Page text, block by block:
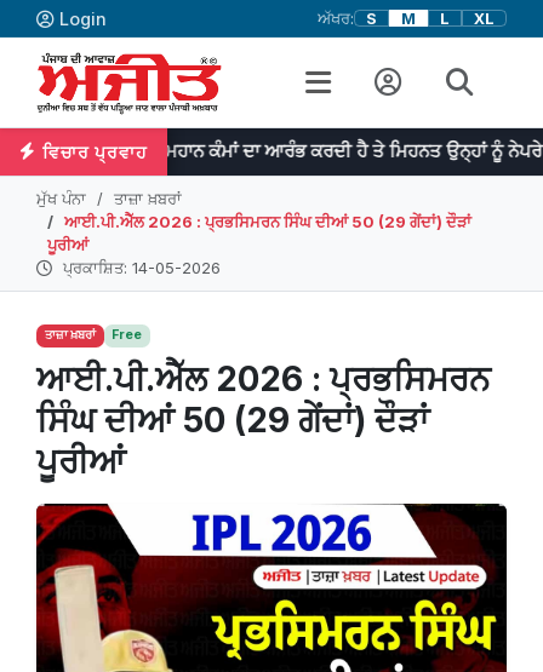
Login ਅੱਖਰ: S M L XL
ਵਿਚਾਰ ਪ੍ਰਵਾਹ
ਪ੍ਰਤਿਭਾ ਮਹਾਨ ਕੰਮਾਂ ਦਾ ਆਰੰਭ ਕਰਦੀ ਹੈ ਤੇ ਮਿਹਨਤ ਉਨ੍ਹਾਂ ਨੂੰ ਨੇਪਰੇ ਚੜ੍ਹਾਉਂਦੀ
ਮੁੱਖ ਪੰਨਾ
ਤਾਜ਼ਾ ਖ਼ਬਰਾਂ
ਆਈ.ਪੀ.ਐੱਲ 2026 : ਪ੍ਰਭਸਿਮਰਨ ਸਿੰਘ ਦੀਆਂ 50 (29 ਗੇਂਦਾਂ) ਦੌੜਾਂ
ਪੂਰੀਆਂ
ਪ੍ਰਕਾਸ਼ਿਤ: 14-05-2026
ਤਾਜ਼ਾ ਖ਼ਬਰਾਂ Free
ਆਈ.ਪੀ.ਐੱਲ 2026 : ਪ੍ਰਭਸਿਮਰਨ
ਸਿੰਘ ਦੀਆਂ 50 (29 ਗੇਂਦਾਂ) ਦੌੜਾਂ
ਪੂਰੀਆਂ